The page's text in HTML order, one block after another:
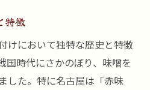
特徴
けにおいて独特な歴史と特徴
国時代にさかのぼり、味噌を
した。特に名古屋は「赤味